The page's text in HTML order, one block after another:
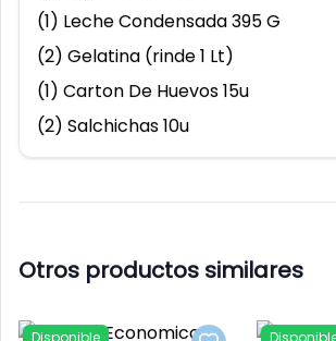
Add to favorites
Disponible
,Frijoles
Disponible
Pinar del Río
Artemisa
Mayabeque
Pinar del Río
Artemisa
Mayabeque
(1) Leche Condensada 395 G
(2) Gelatina (rinde 1 Lt)
(1) Carton De Huevos 15u
(2) Salchichas 10u
Otros productos similares
Disponible